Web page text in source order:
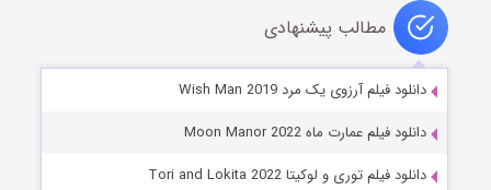
مطالب پیشنهادی
دانلود فیلم آرزوی یک مرد Wish Man 2019
دانلود فیلم عمارت ماه Moon Manor 2022
دانلود فیلم توری و لوکیتا Tori and Lokita 2022